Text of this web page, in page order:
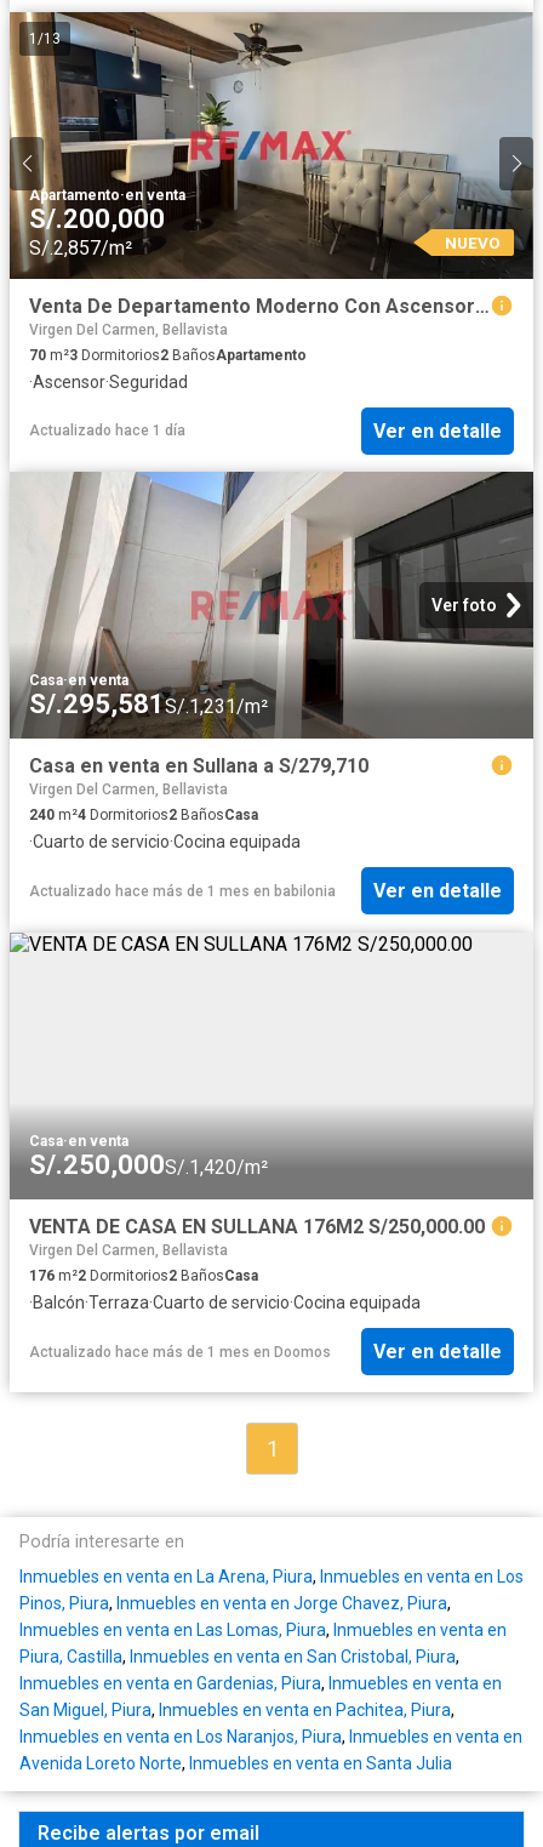
1 /13
Apartamento·en venta
S/.200,000
S/.2,857/m² NUEVO
Venta De Departamento Moderno Con Ascensor En Cond. Oasis De Piura//ID 1191389
Virgen Del Carmen, Bellavista
70 m²3 Dormitorios2 BañosApartamento
·Ascensor·Seguridad
Actualizado hace 1 día Ver en detalle
Ver foto
Casa·en venta
S/.295,581S/.1,231/m²
Casa en venta en Sullana a S/279,710
Virgen Del Carmen, Bellavista
240 m²4 Dormitorios2 BañosCasa
·Cuarto de servicio·Cocina equipada
Actualizado hace más de 1 mes en babilonia Ver en detalle
Casa·en venta
S/.250,000S/.1,420/m²
VENTA DE CASA EN SULLANA 176M2 S/250,000.00
Virgen Del Carmen, Bellavista
176 m²2 Dormitorios2 BañosCasa
·Balcón·Terraza·Cuarto de servicio·Cocina equipada
Actualizado hace más de 1 mes en Doomos Ver en detalle
1
Podría interesarte en
Inmuebles en venta en La Arena, Piura, Inmuebles en venta en Los
Pinos, Piura, Inmuebles en venta en Jorge Chavez, Piura,
Inmuebles en venta en Las Lomas, Piura, Inmuebles en venta en
Piura, Castilla, Inmuebles en venta en San Cristobal, Piura,
Inmuebles en venta en Gardenias, Piura, Inmuebles en venta en
San Miguel, Piura, Inmuebles en venta en Pachitea, Piura,
Inmuebles en venta en Los Naranjos, Piura, Inmuebles en venta en
Avenida Loreto Norte, Inmuebles en venta en Santa Julia
Recibe alertas por email